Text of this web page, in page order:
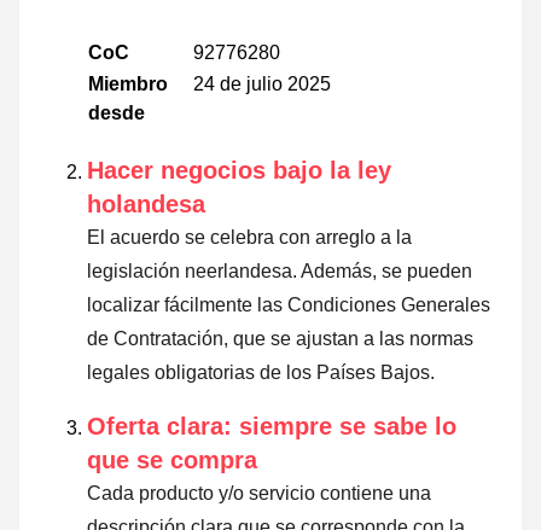
CoC
92776280
Miembro
desde
24 de julio 2025
Hacer negocios bajo la ley
holandesa
El acuerdo se celebra con arreglo a la
legislación neerlandesa. Además, se pueden
localizar fácilmente las Condiciones Generales
de Contratación, que se ajustan a las normas
legales obligatorias de los Países Bajos.
Oferta clara: siempre se sabe lo
que se compra
Cada producto y/o servicio contiene una